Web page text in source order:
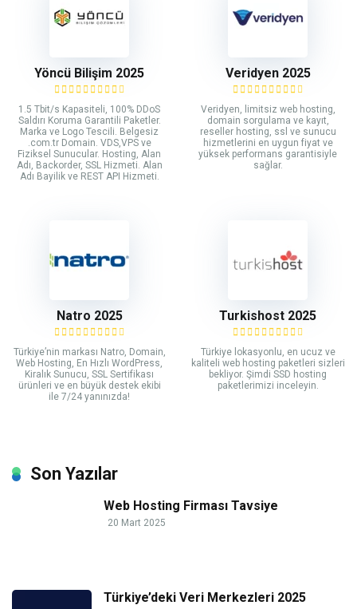
Yöncü Bilişim 2025
1.5 Tbit/s Kapasiteli, 100% DDoS
Saldırı Koruma Garantili Paketler.
Marka ve Logo Tescili. Belgesiz
.com.tr Domain. VDS,VPS ve
Fiziksel Sunucular. Hosting, Alan
Adı, Backorder, SSL Hizmeti. Alan
Adı Bayilik ve REST API Hizmeti.
Veridyen 2025
Veridyen, limitsiz web hosting,
domain sorgulama ve kayıt,
reseller hosting, ssl ve sunucu
hizmetlerini en uygun fiyat ve
yüksek performans garantisiyle
sağlar.
Natro 2025
Türkiye’nin markası Natro, Domain,
Web Hosting, En Hızlı WordPress,
Kiralık Sunucu, SSL Sertifikası
ürünleri ve en büyük destek ekibi
ile 7/24 yanınızda!
Turkishost 2025
Türkiye lokasyonlu, en ucuz ve
kaliteli web hosting paketleri sizleri
bekliyor. Şimdi SSD hosting
paketlerimizi inceleyin.
Son Yazılar
Web Hosting Firması Tavsiye
20 Mart 2025
Türkiye’deki Veri Merkezleri 2025